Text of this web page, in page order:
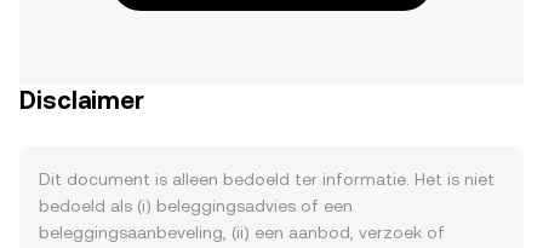
Disclaimer
Dit document is alleen bedoeld ter informatie. Het is niet
bedoeld als (i) beleggingsadvies of een
beleggingsaanbeveling, (ii) een aanbod, verzoek of